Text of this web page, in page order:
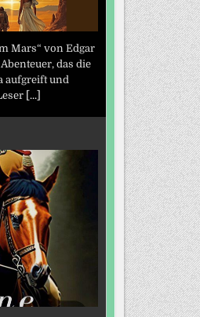
Mars“ von Edgar
das die
aufgreift und
[...]